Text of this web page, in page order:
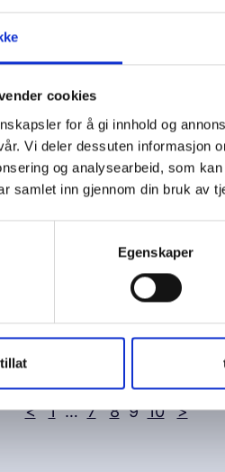
cookies
for å gi innhold og
Vi deler dessuten informasjon
og analysearbeid, som
samlet inn gjennom din bruk av
Egenskaper
mener barn og unge
skole for alle?
for inkludering, psykisk
og livsmestring. Om
når ingen…
< 1 … 7 8 9 10 >